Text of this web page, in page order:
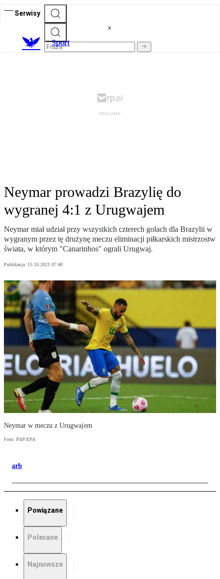
Serwisy
Sport
Neymar prowadzi Brazylię do
wygranej 4:1 z Urugwajem
Neymar miał udział przy wszystkich czterech golach dla Brazylii w
wygranym przez tę drużynę meczu eliminacji piłkarskich mistrzostw
świata, w którym "Canarinhos" ograli Urugwaj.
Publikacja: 15.10.2021 07:40
Neymar w meczu z Urugwajem
Foto: PAP/EPA
arb
Powiązane
Polecane
Najnowsze